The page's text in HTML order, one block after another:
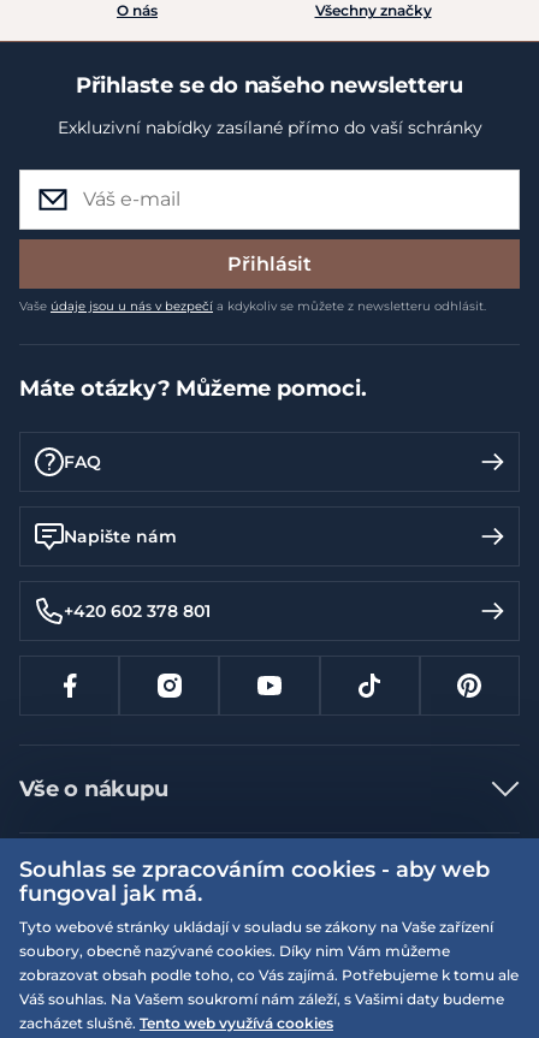
O nás Všechny značky
Přihlaste se do našeho newsletteru
Exkluzivní nabídky zasílané přímo do vaší schránky
Přihlásit
Vaše údaje jsou u nás v bezpečí a kdykoliv se můžete z newsletteru odhlásit.
Máte otázky? Můžeme pomoci.
FAQ
Napište nám
+420 602 378 801
Vše o nákupu
Jak nakupovat
Nejčastější dotazy
Doprava a platba
Vrácení a výměna zboží
Reklamace
Více informací
Obchodní podmínky
Podmínky EQS věrnostního klubu
On-line katalogy
Naše prodejny
EQS Rudná
Souhlas se zpracováním cookies - aby web
fungoval jak má.
Tyto webové stránky ukládají v souladu se zákony na Vaše zařízení
soubory, obecně nazývané cookies. Díky nim Vám můžeme
zobrazovat obsah podle toho, co Vás zajímá. Potřebujeme k tomu ale
Váš souhlas. Na Vašem soukromí nám záleží, s Vašimi daty budeme
zacházet slušně. Tento web využívá cookies